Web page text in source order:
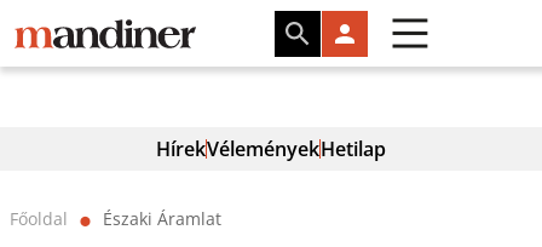
HírekVéleményekHetilap
Főoldal ⬤ Északi Áramlat